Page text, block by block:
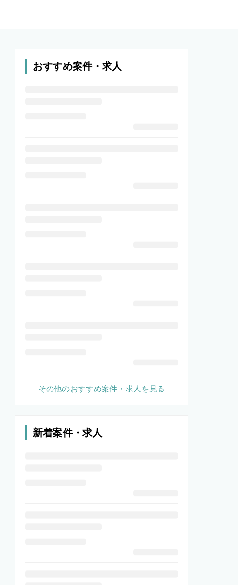
おすすめ案件・求人
その他のおすすめ案件・求人を見る
新着案件・求人